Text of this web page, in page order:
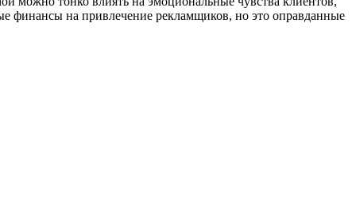
финансы на привлечение рекламщиков, но это оправданные